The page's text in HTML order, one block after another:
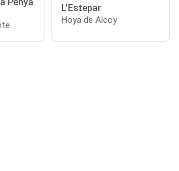
L'Estepar
Hoya de Alcoy